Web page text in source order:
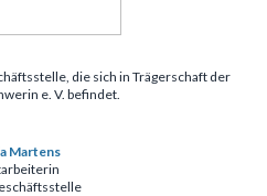
die sich in Trägerschaft der
e. V. befindet.
Martens